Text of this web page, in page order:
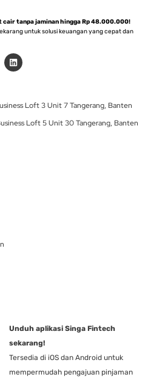
cair tanpa jaminan hingga Rp 48.000.000!
untuk solusi keuangan yang cepat dan
L
i
n
i
Loft 3 Unit 7 Tangerang, Banten
Loft 5 Unit 30 Tangerang, Banten
Unduh aplikasi Singa Fintech
sekarang!
Tersedia di iOS dan Android untuk
mempermudah pengajuan pinjaman